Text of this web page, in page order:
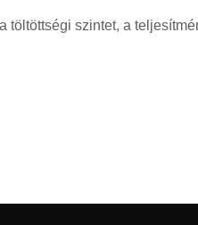
szintet, a